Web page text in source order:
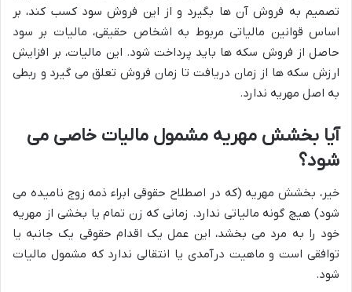
تصمیم به فروش آن ها بگیرد و از این فروش سود کسب کند، بر
اساس قوانین مالیاتی مربوط به اشخاص حقیقی، مالیات بر سود
حاصل از فروش سکه ها باید پرداخت شود. این مالیات، بر افزایش
ارزش سکه ها از زمان دریافت تا زمان فروش تعلق می گیرد و ربطی
به اصل مهریه ندارد.
آیا بخشش مهریه مشمول مالیات خاصی می
شود؟
خیر، بخشش مهریه (که در اصطلاح حقوقی ابراء ذمه زوج نامیده می
شود) هیچ گونه مالیاتی ندارد. زمانی که زن تمام یا بخشی از مهریه
خود را به مرد می بخشد، این عمل یک اقدام حقوقی یک جانبه یا
توافقی است و ماهیت درآمدی یا انتقالی ندارد که مشمول مالیات
شود.